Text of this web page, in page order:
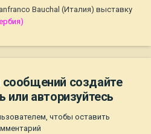
Bauchal (Италия) выставку
создайте
или авторизуйтесь
чтобы оставить